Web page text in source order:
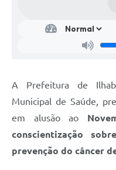
A Prefeitura de
Municipal de Saúde,
em alusão ao
conscientização
prevenção do câncer